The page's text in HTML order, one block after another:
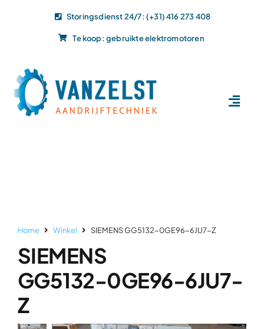
Storingsdienst 24/7: (+31) 416 273 408
Te koop: gebruikte elektromotoren
Over ons
Home Winkel SIEMENS GG5132-0GE96-6JU7-Z
SIEMENS
GG5132-0GE96-6JU7-
Z